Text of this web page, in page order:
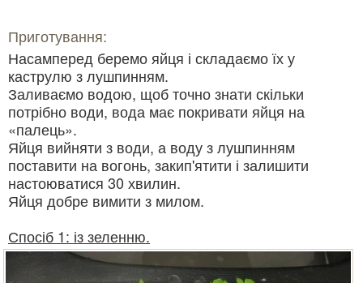
Приготування:
Насамперед беремо яйця і складаємо їх у
каструлю з лушпинням.
Заливаємо водою, щоб точно знати скільки
потрібно води, вода має покривати яйця на
«палець».
Яйця вийняти з води, а воду з лушпинням
поставити на вогонь, закип'ятити і залишити
настоюватися 30 хвилин.
Яйця добре вимити з милом.
Спосіб 1: із зеленню.